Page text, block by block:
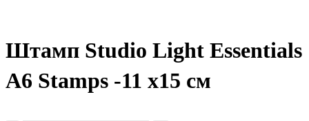
Штамп Studio Light Essentials
A6 Stamps -11 х15 см